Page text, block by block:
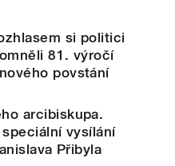
si politici
81. výročí
povstání
arcibiskupa.
vysílání
Přibyla